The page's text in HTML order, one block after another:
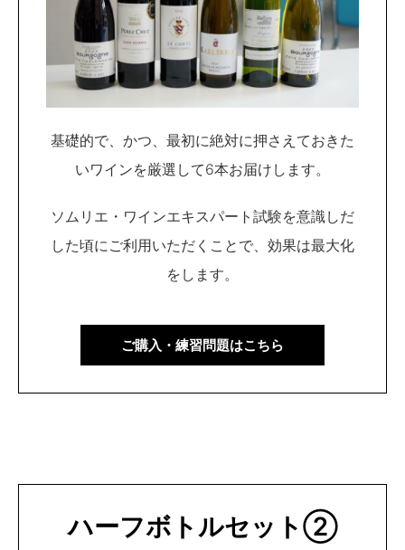
基礎的で、かつ、最初に絶対に押さえておきた
いワインを厳選して6本お届けします。
ソムリエ・ワインエキスパート試験を意識しだ
した頃にご利用いただくことで、効果は最大化
をします。
ご購入・練習問題はこちら
ハーフボトルセット②